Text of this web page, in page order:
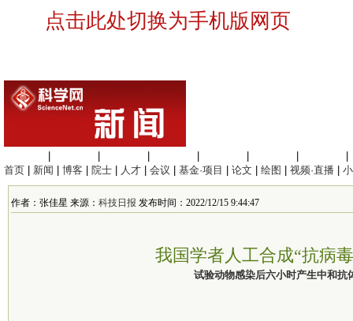
点击此处切换为手机版网页
首页
新闻 博客 院士 人才 会议 基金·项目 论文 绘图 视频·直播
作者：张佳星 来源： 科技日报 发布时间：2022/12/15 9:44:47
我国学者人工合成“抗病
试验动物感染后六小时产生中和抗